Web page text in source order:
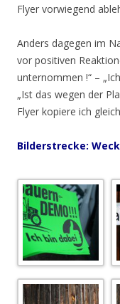
Flyer vorwiegend
Anders dagegen im
vor positiven
unternommen !“ –
„Ist das wegen der
Flyer kopiere ich
Bilderstrecke: